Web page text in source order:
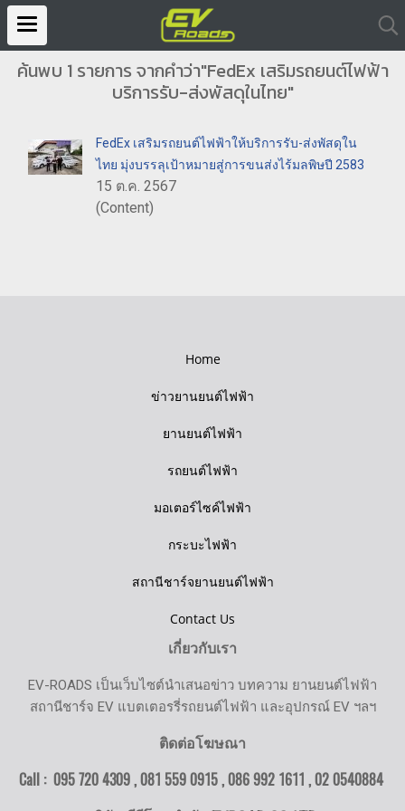
ค้นพบ 1 รายการ จากคำว่า"FedEx เสริมรถยนต์ไฟฟ้า
บริการรับ-ส่งพัสดุในไทย"
FedEx เสริมรถยนต์ไฟฟ้าให้บริการรับ-ส่งพัสดุใน
ไทย มุ่งบรรลุเป้าหมายสู่การขนส่งไร้มลพิษปี 2583
15 ต.ค. 2567
(Content)
Home
ข่าวยานยนต์ไฟฟ้า
ยานยนต์ไฟฟ้า
รถยนต์ไฟฟ้า
มอเตอร์ไซค์ไฟฟ้า
กระบะไฟฟ้า
สถานีชาร์จยานยนต์ไฟฟ้า
Contact Us
เกี่ยวกับเรา
EV-ROADS เป็นเว็บไซต์นำเสนอข่าว บทความ ยานยนต์ไฟฟ้า
สถานีชาร์จ EV แบตเตอรรี่รถยนต์ไฟฟ้า และอุปกรณ์ EV ฯลฯ
ติดต่อโฆษณา
Call : 095 720 4309 , 081 559 0915 , 086 992 1611 ,02 0540884